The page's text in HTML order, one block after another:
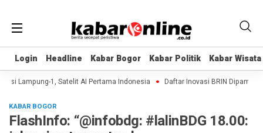
Login Headline Kabar Bogor Kabar Politik Kabar Wisata
Login Headline Kabar Bogor Kabar Politik Kabar Wisata
Lampung-1, Satelit AI Pertama Indonesia Daftar Inovasi BRIN
KABAR BOGOR
FlashInfo: “@infobdg: #lalinBDG 18.00: